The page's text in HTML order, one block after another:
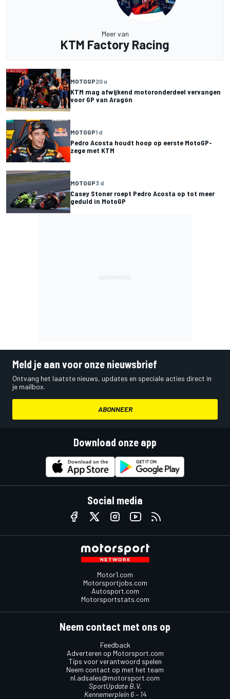
Meer van
KTM Factory Racing
MOTOGP20 u
KTM mag afwijkend motoronderdeel vervangen
voor GP van Aragón
MOTOGP1 d
Pedro Acosta houdt hoop op eerste MotoGP-
zege met KTM
MOTOGP3 d
Casey Stoner roept Pedro Acosta op tot meer
geduld in MotoGP
Meld je aan voor onze nieuwsbrief
Ontvang het laatste nieuws, updates en speciale acties direct in
je mailbox.
ABONNEER
Download onze app
Social media
Motor1.com
Motorsportjobs.com
Autosport.com
Motorsportstats.com
Neem contact met ons op
Feedback
Adverteren op Motorsport.com
Tips voor verantwoord spelen
Neem contact op met het team
nl.adsales@motorsport.com
SportUpdate B.V.
Kennemerplein 6 – 14